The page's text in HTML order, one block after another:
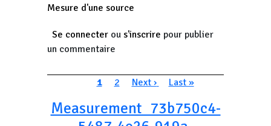
Mesure d'une source
Se connecter ou s'inscrire pour publier
un commentaire
PaginationPage courante
1 Page
2 Page suivante
Next › Dernière page
Last »
Measurement_73b750c4-